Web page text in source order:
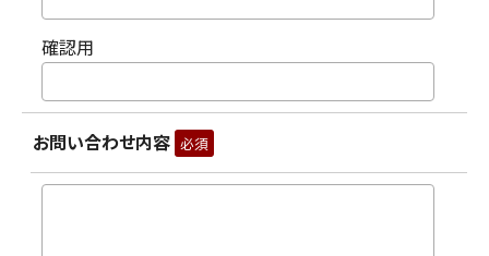
確認用
お問い合わせ内容 必須